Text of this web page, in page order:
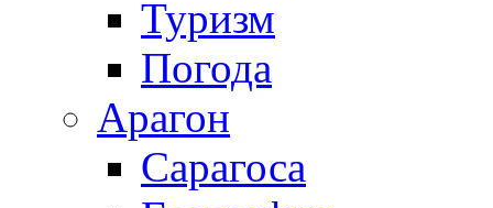
Туризм
Погода
Арагон
Сарагоса